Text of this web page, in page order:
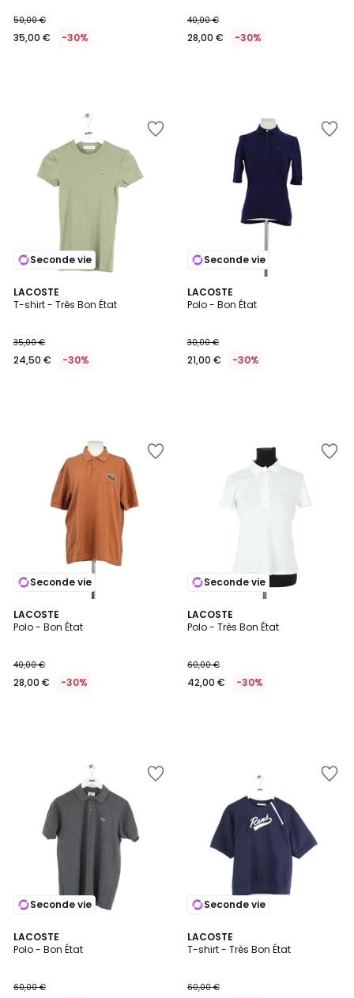
50,00 €
35,00 € -30%
40,00 €
28,00 € -30%
Seconde vie
LACOSTE
T-shirt - Très Bon État
35,00 €
24,50 € -30%
Seconde vie
LACOSTE
Polo - Bon État
30,00 €
21,00 € -30%
Seconde vie
LACOSTE
Polo - Bon État
40,00 €
28,00 € -30%
Seconde vie
LACOSTE
Polo - Très Bon État
60,00 €
42,00 € -30%
Seconde vie
LACOSTE
Polo - Bon État
60,00 €
Seconde vie
LACOSTE
T-shirt - Très Bon État
60,00 €